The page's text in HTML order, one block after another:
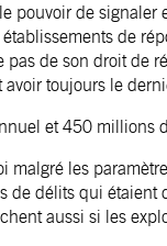
pouvoir de
de
de son droit de
avoir toujours le
et 450 millions
malgré les
de délits qui
aussi si les